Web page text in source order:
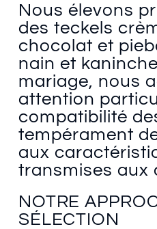
Nous élevons
des teckels
chocolat et
nain et
mariage, nous
attention
compatibilité
tempérament
aux
transmises aux
NOTRE
SÉLECTION